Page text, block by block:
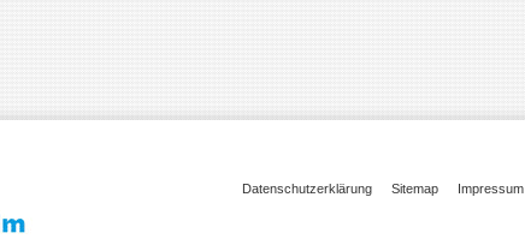
Impressum
Sitemap
Datenschutzerklärung